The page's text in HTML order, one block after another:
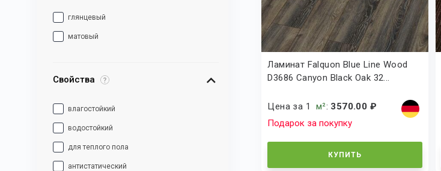
глянцевый
матовый
Свойства
влагостойкий
водостойкий
для теплого пола
антистатический
Ламинат Falquon Blue Line Wood
D3686 Canyon Black Oak 32...
Цена за 1 м²: 3570.00 ₽
Подарок за покупку
КУПИТЬ